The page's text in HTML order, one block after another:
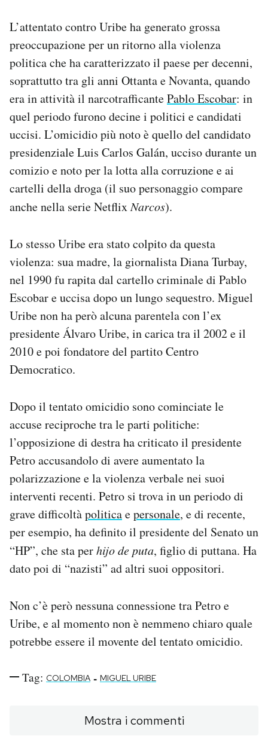
L’attentato contro Uribe ha generato grossa
preoccupazione per un ritorno alla violenza
politica che ha caratterizzato il paese per decenni,
soprattutto tra gli anni Ottanta e Novanta, quando
era in attività il narcotrafficantePablo Escobar: in
quel periodo furono decine i politici e candidati
uccisi. L’omicidio più noto è quello del candidato
presidenziale Luis Carlos Galán, ucciso durante un
comizio e noto per la lotta alla corruzione e ai
cartelli della droga (il suo personaggio compare
anche nella serie NetflixNarcos).
Lo stesso Uribe era stato colpito da questa
violenza: sua madre, la giornalista Diana Turbay,
nel 1990 fu rapita dal cartello criminale di Pablo
Escobar e uccisa dopo un lungo sequestro. Miguel
Uribe non ha però alcuna parentela con l’ex
presidente Álvaro Uribe, in carica tra il 2002 e il
2010 e poi fondatore del partito Centro
Democratico.
Dopo il tentato omicidio sono cominciate le
accuse reciproche tra le parti politiche:
l’opposizione di destra ha criticato il presidente
Petro accusandolo di avere aumentato la
polarizzazione e la violenza verbale nei suoi
interventi recenti. Petro si trova in un periodo di
grave difficoltàpoliticaepersonale, e di recente,
per esempio, ha definito il presidente del Senato un
“HP”, che sta perhijo de puta, figlio di puttana. Ha
dato poi di “nazisti” ad altri suoi oppositori.
Non c’è però nessuna connessione tra Petro e
Uribe, e al momento non è nemmeno chiaro quale
potrebbe essere il movente del tentato omicidio.
Tag: COLOMBIA - MIGUEL URIBE
Mostra i commenti